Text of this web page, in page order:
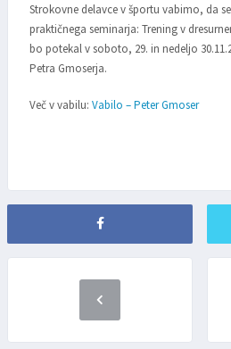
Strokovne delavce v športu vabimo, da
praktičnega seminarja: Trening v
bo potekal v soboto, 29. in nedeljo
Petra Gmoserja.
Več v vabilu: Vabilo – Peter Gmoser